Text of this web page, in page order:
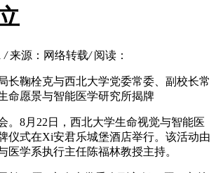
/ 来源：网络转载/ 阅读：
长鞠栓克与西北大学党委常委、副校长常
命愿景与智能医学研究所揭牌
。8月22日，西北大学生命视觉与智能医
仪式在Xi安君乐城堡酒店举行。该活动由
医学系执行主任陈福林教授主持。